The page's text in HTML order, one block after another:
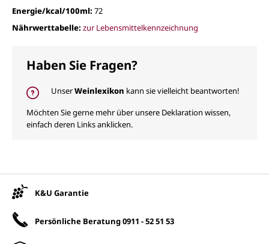
Energie/kcal/100ml: 72
Nährwerttabelle: zur Lebensmittelkennzeichnung
Haben Sie Fragen?
UnserWeinlexikon kann sie vielleicht beantworten!
Möchten Sie gerne mehr über unsere Deklaration wissen,
einfach deren Links anklicken.
K&U Garantie
Persönliche Beratung0911 - 52 51 53